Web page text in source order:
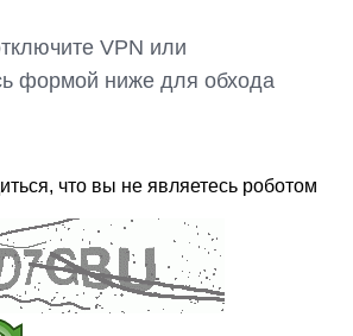
VPN или
формой ниже для обхода
что вы не являетесь роботом